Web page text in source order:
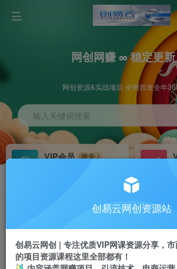
网创网赚 ∞ 稳定更新
网创资源&实战项目 全网首发全年
输入关键词搜索
VIP会员
抢先
会员专属推广链接
挂机 项目
脚本卡密
创易云网创资源站
创易云网创 | 专注优质VIP网课资源分享，
的项目资源课程这里全部都有！